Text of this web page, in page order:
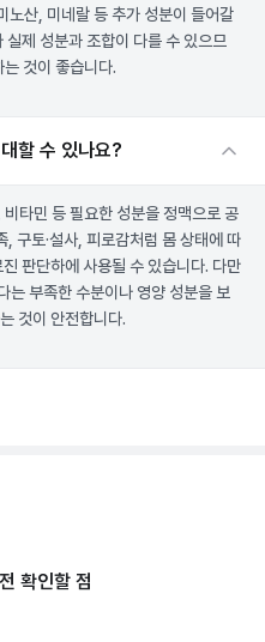
노산, 미네랄 등 추가 성분이 들어갈
제 성분과 조합이 다를 수 있으므
것이 좋습니다.
할 수 있나요?
타민 등 필요한 성분을 정맥으로 공
구토·설사, 피로감처럼 몸 상태에 따
판단하에 사용될 수 있습니다. 다만
는 부족한 수분이나 영양 성분을 보
것이 안전합니다.
확인할 점